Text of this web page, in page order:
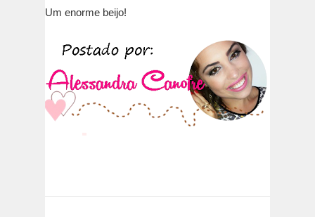
Um enorme beijo!